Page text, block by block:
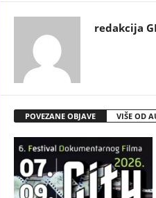
redakcija
POVEZANE OBJAVE VIŠE OD